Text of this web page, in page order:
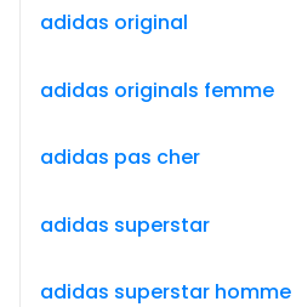
adidas original
adidas originals femme
adidas pas cher
adidas superstar
adidas superstar homme